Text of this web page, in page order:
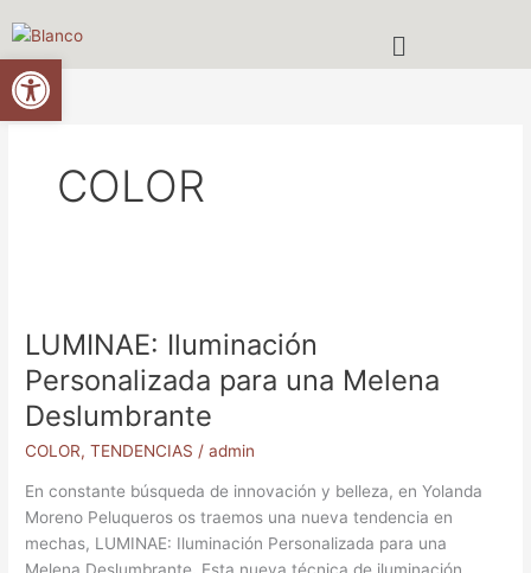
contenido
Menú
COLOR
LUMINAE: Iluminación
Personalizada para una Melena
Deslumbrante
COLOR,TENDENCIAS /admin
En constante búsqueda de innovación y belleza, en Yolanda
Moreno Peluqueros os traemos una nueva tendencia en
mechas, LUMINAE: Iluminación Personalizada para una
Personalizada
para
una
Melena
Deslumbrante
Abrir barra de herramientas